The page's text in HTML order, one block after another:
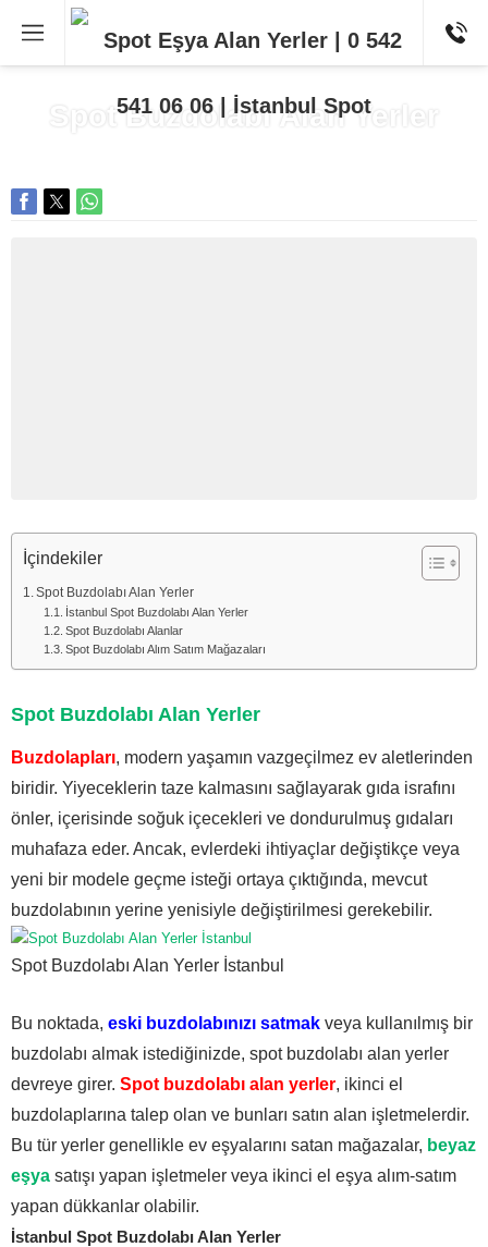
Spot Buzdolabı Alan Yerler
İçindekiler
Spot Buzdolabı Alan Yerler
İstanbul Spot Buzdolabı Alan Yerler
Spot Buzdolabı Alanlar
Spot Buzdolabı Alım Satım Mağazaları
Spot Buzdolabı Alan Yerler
Buzdolapları, modern yaşamın vazgeçilmez ev aletlerinden
biridir. Yiyeceklerin taze kalmasını sağlayarak gıda israfını
önler, içerisinde soğuk içecekleri ve dondurulmuş gıdaları
muhafaza eder. Ancak, evlerdeki ihtiyaçlar değiştikçe veya
yeni bir modele geçme isteği ortaya çıktığında, mevcut
buzdolabının yerine yenisiyle değiştirilmesi gerekebilir.
Spot Buzdolabı Alan Yerler İstanbul
Bu noktada, eski buzdolabınızı satmak veya kullanılmış bir
buzdolabı almak istediğinizde, spot buzdolabı alan yerler
devreye girer. Spot buzdolabı alan yerler, ikinci el
buzdolaplarına talep olan ve bunları satın alan işletmelerdir.
Bu tür yerler genellikle ev eşyalarını satan mağazalar, beyaz
eşya satışı yapan işletmeler veya ikinci el eşya alım-satım
yapan dükkanlar olabilir.
İstanbul Spot Buzdolabı Alan Yerler